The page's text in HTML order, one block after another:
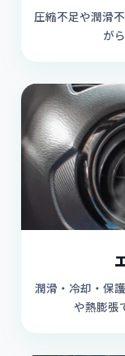
圧縮不足や潤滑
が
潤滑・冷却・保
や熱膨張